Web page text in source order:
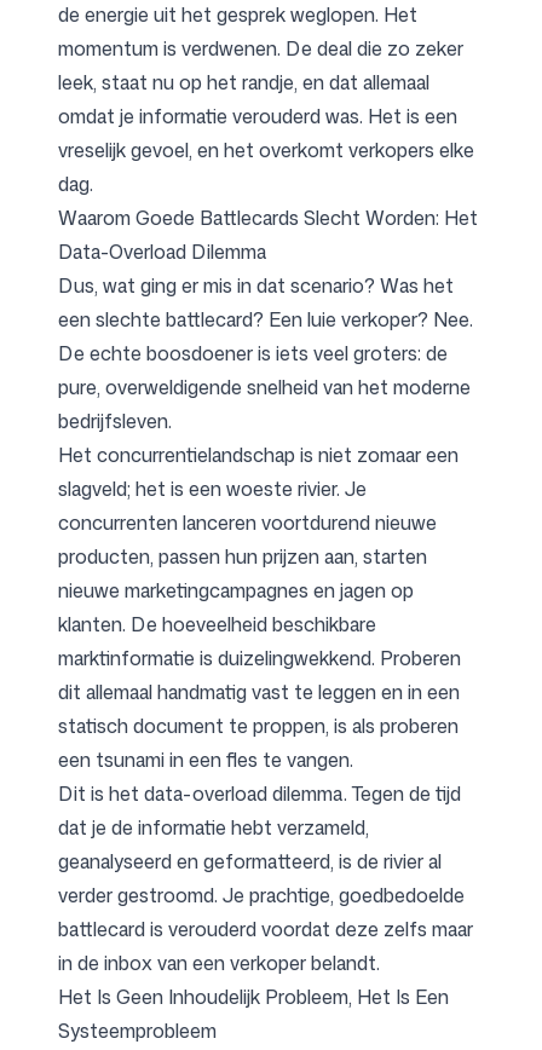
de energie uit het gesprek weglopen. Het
momentum is verdwenen. De deal die zo zeker
leek, staat nu op het randje, en dat allemaal
omdat je informatie verouderd was. Het is een
vreselijk gevoel, en het overkomt verkopers elke
dag.
Waarom Goede Battlecards Slecht Worden: Het
Data-Overload Dilemma
Dus, wat ging er mis in dat scenario? Was het
een slechte battlecard? Een luie verkoper? Nee.
De echte boosdoener is iets veel groters: de
pure, overweldigende snelheid van het moderne
bedrijfsleven.
Het concurrentielandschap is niet zomaar een
slagveld; het is een woeste rivier. Je
concurrenten lanceren voortdurend nieuwe
producten, passen hun prijzen aan, starten
nieuwe marketingcampagnes en jagen op
klanten. De hoeveelheid beschikbare
marktinformatie is duizelingwekkend. Proberen
dit allemaal handmatig vast te leggen en in een
statisch document te proppen, is als proberen
een tsunami in een fles te vangen.
Dit is het data-overload dilemma. Tegen de tijd
dat je de informatie hebt verzameld,
geanalyseerd en geformatteerd, is de rivier al
verder gestroomd. Je prachtige, goedbedoelde
battlecard is verouderd voordat deze zelfs maar
in de inbox van een verkoper belandt.
Het Is Geen Inhoudelijk Probleem, Het Is Een
Systeemprobleem